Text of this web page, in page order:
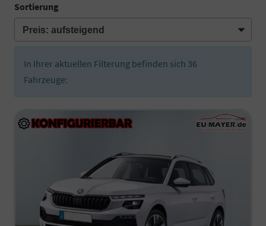
Sortierung
In Ihrer aktuellen Filterung befinden sich 36
Fahrzeuge: